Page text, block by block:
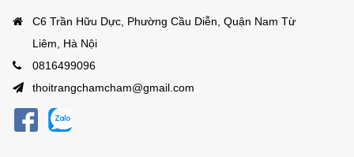
C6 Trần Hữu Dực, Phường Cầu Diễn, Quận Nam Từ
Liêm, Hà Nội
0816499096
thoitrangchamcham@gmail.com